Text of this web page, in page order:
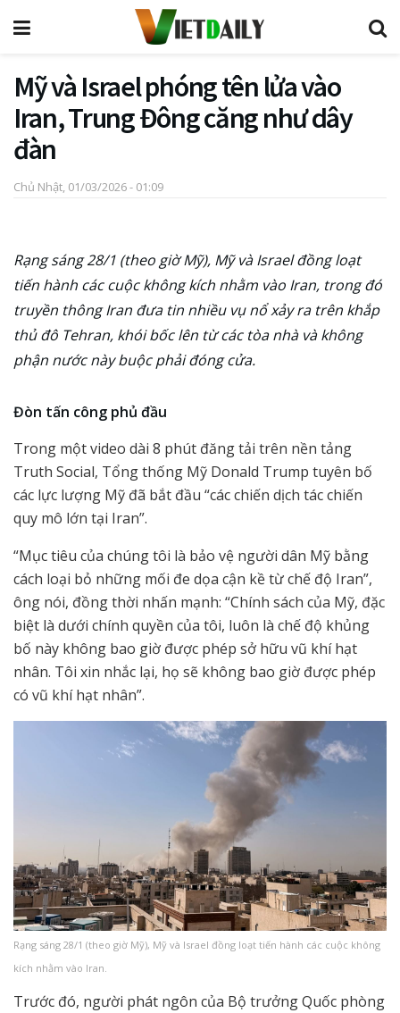
Mỹ và Israel phóng tên lửa vào
Iran, Trung Đông căng như dây
đàn
Chủ Nhật, 01/03/2026 - 01:09
Rạng sáng 28/1 (theo giờ Mỹ), Mỹ và Israel đồng loạt
tiến hành các cuộc không kích nhằm vào Iran, trong đó
truyền thông Iran đưa tin nhiều vụ nổ xảy ra trên khắp
thủ đô Tehran, khói bốc lên từ các tòa nhà và không
phận nước này buộc phải đóng cửa.
Đòn tấn công phủ đầu
Trong một video dài 8 phút đăng tải trên nền tảng
Truth Social, Tổng thống Mỹ Donald Trump tuyên bố
các lực lượng Mỹ đã bắt đầu “các chiến dịch tác chiến
quy mô lớn tại Iran”.
“Mục tiêu của chúng tôi là bảo vệ người dân Mỹ bằng
cách loại bỏ những mối đe dọa cận kề từ chế độ Iran”,
ông nói, đồng thời nhấn mạnh: “Chính sách của Mỹ, đặc
biệt là dưới chính quyền của tôi, luôn là chế độ khủng
bố này không bao giờ được phép sở hữu vũ khí hạt
nhân. Tôi xin nhắc lại, họ sẽ không bao giờ được phép
có vũ khí hạt nhân”.
Rạng sáng 28/1 (theo giờ Mỹ), Mỹ và Israel đồng loạt tiến hành các cuộc không
kích nhằm vào Iran.
Trước đó, người phát ngôn của Bộ trưởng Quốc phòng